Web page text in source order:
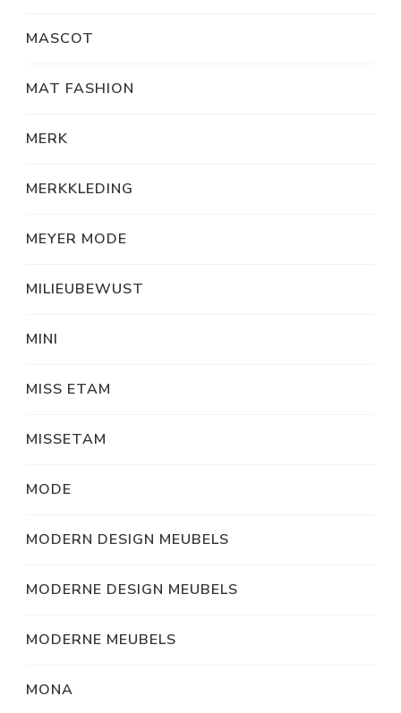
MASCOT
MAT FASHION
MERK
MERKKLEDING
MEYER MODE
MILIEUBEWUST
MINI
MISS ETAM
MISSETAM
MODE
MODERN DESIGN MEUBELS
MODERNE DESIGN MEUBELS
MODERNE MEUBELS
MONA